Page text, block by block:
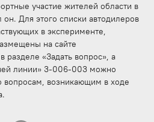
участие жителей области в
Для этого списки автодилеров
в эксперименте,
на сайте
«Задать вопрос», а
линии» 3-006-003 можно
вопросам, возникающим в ходе